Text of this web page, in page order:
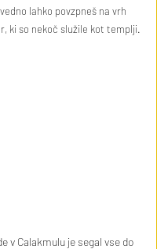
lahko povzpneš na vrh
ki so nekoč služile kot templji.
v Calakmulu je segal vse do